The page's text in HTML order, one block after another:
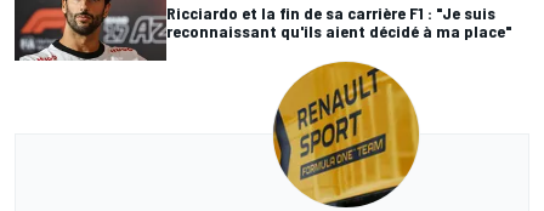
Ricciardo et la fin de sa carrière F1 : "Je suis
reconnaissant qu'ils aient décidé à ma place"